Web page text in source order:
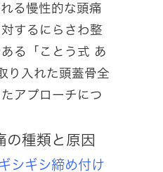
る慢性的な頭痛
するにらさわ整
る「ことう式 あ
り入れた頭蓋骨全
アプローチにつ
の種類と原因
シギシ締め付け